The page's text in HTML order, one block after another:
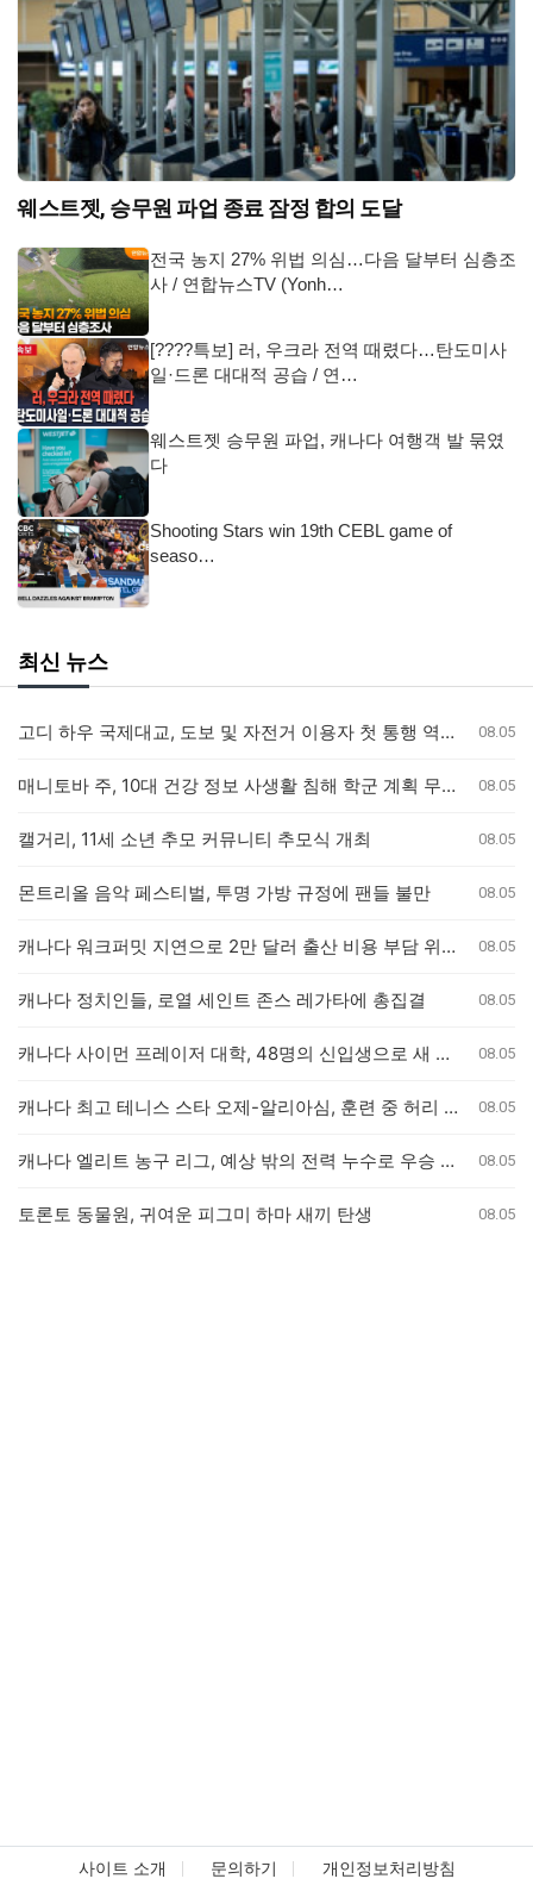
웨스트젯, 승무원 파업 종료 잠정 합의 도달
전국 농지 27% 위법 의심…다음 달부터 심층조
사 / 연합뉴스TV (Yonh…
[????특보] 러, 우크라 전역 때렸다…탄도미사
일·드론 대대적 공습 / 연…
웨스트젯 승무원 파업, 캐나다 여행객 발 묶였
다
Shooting Stars win 19th CEBL game of
seaso…
최신 뉴스
고디 하우 국제대교, 도보 및 자전거 이용자 첫 통행 역사 새기다 08.05
매니토바 주, 10대 건강 정보 사생활 침해 학군 계획 무효화 08.05
캘거리, 11세 소년 추모 커뮤니티 추모식 개최 08.05
몬트리올 음악 페스티벌, 투명 가방 규정에 팬들 불만 08.05
캐나다 워크퍼밋 지연으로 2만 달러 출산 비용 부담 위기 퀘벡 커플 08.05
캐나다 정치인들, 로열 세인트 존스 레가타에 총집결 08.05
캐나다 사이먼 프레이저 대학, 48명의 신입생으로 새 의과대학 개교 08.05
캐나다 최고 테니스 스타 오제-알리아심, 훈련 중 허리 부상으로 내셔널 오픈 기권 08.05
캐나다 엘리트 농구 리그, 예상 밖의 전력 누수로 우승 경쟁 판도 변화 08.05
토론토 동물원, 귀여운 피그미 하마 새끼 탄생 08.05
사이트 소개 문의하기 개인정보처리방침